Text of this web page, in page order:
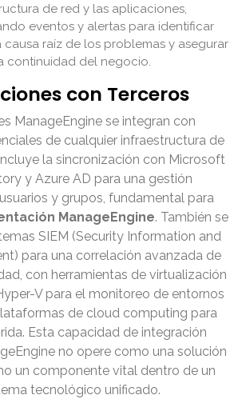
de red y las aplicaciones,
eventos y alertas para identificar
causa raíz de los problemas y asegurar
continuidad del negocio.
con Terceros
ManageEngine se integran con
de cualquier infraestructura de
la sincronización con Microsoft
y Azure AD para una gestión
y grupos, fundamental para
ManageEngine. También se
SIEM (Security Information and
para una correlación avanzada de
con herramientas de virtualización
V para el monitoreo de entornos
de cloud computing para
Esta capacidad de integración
no opere como una solución
un componente vital dentro de un
tecnológico unificado.